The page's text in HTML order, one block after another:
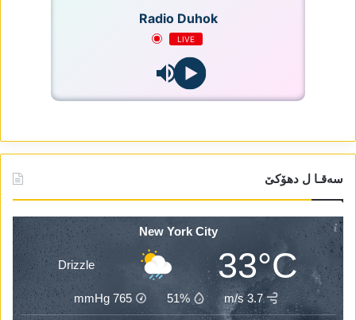
Radio Duhok
LIVE
سەقـا ل دھۆکێ
New York City
33°C
Drizzle
3.7 m/s
51%
765
mmHg